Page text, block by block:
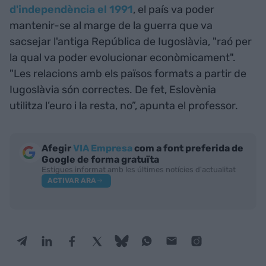
d'independència el 1991, el país va poder
mantenir-se al marge de la guerra que va
sacsejar l'antiga República de Iugoslàvia, "raó per
la qual va poder evolucionar econòmicament".
"Les relacions amb els països formats a partir de
Iugoslàvia són correctes. De fet, Eslovènia
utilitza l’euro i la resta, no”, apunta el professor.
AfegirVIA Empresa com a font preferida de
Google de forma gratuïta
Estigues informat amb les últimes notícies d'actualitat
ACTIVAR ARA